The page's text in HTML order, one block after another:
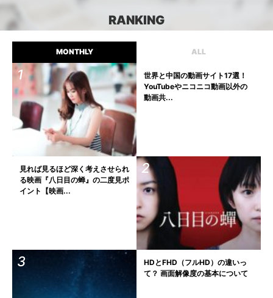
RANKING
MONTHLY ALL
世界と中国の動画サイト17選！
YouTubeやニコニコ動画以外の
動画共...
見れば見るほど深く考えさせられ
る映画『八日目の蝉』の二度見ポ
イント【映画...
HDとFHD（フルHD）の違いっ
て？ 画面解像度の基本について